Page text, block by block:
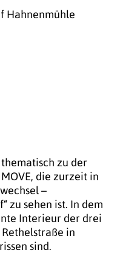
Hahnenmühle
zu der
die zurzeit in
–
zu sehen ist. In dem
Interieur der drei
in
sind.